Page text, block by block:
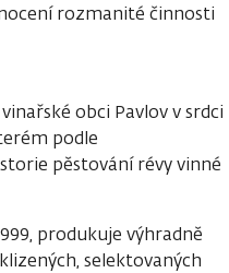
rozmanité činnosti
obci Pavlov v srdci
podle
pěstování révy vinné
produkuje výhradně
selektovaných